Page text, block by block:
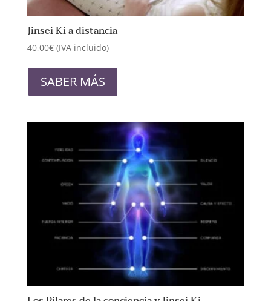
Jinsei Ki a distancia
40,00€ (IVA incluido)
SABER MÁS
variantes.
Las
opciones
se
pueden
elegir
en
la
página
de
producto